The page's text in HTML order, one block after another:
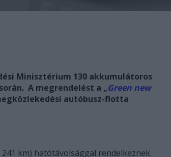
Minisztérium 130 akkumulátoros
A megrendelést a „Green new
autóbusz-flotta
km) hatótávolsággal rendelkeznek.